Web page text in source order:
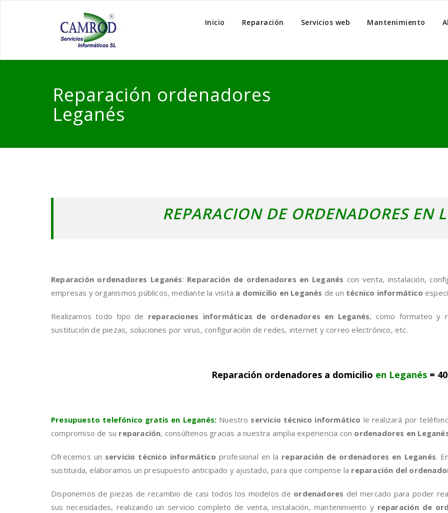
Inicio Reparación Servicios web Mantenimiento
Reparación ordenadores
Leganés
REPARACION DE ORDENADORES EN
Reparación ordenadores Leganés: Reparación de ordenadores en Leganés con venta, instalación,
empresas y organismos públicos, mediante la visita a domicilio en Leganés de un técnico informático
Realizamos todo tipo de reparaciones informáticas de ordenadores en Leganés, como formateo y
sustitución de piezas, soluciones por virus, configuración de redes, internet y correo electrónico, etc.
Reparación ordenadores a domicilio en Leganés =
Presupuesto telefónico gratis en Leganés: Nuestro servicio técnico informático le realizará por
compromiso de su reparación, consúltenos gracias a nuestra amplia experiencia con ordenadores en
Ofrecemos un servicio técnico informático profesional en la reparación de ordenadores en Leganés.
sustituida, elaboramos un presupuesto anticipado y ajustado, para que compense la reparación del
Disponemos de piezas de recambio de casi todos los modelos de ordenadores del mercado para poder
sus necesidades, realizando un servicio completo de venta, instalación, mantenimiento y reparación de